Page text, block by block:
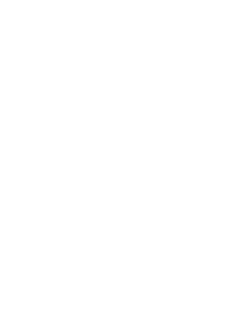
in this browser for the